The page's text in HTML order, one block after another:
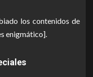
los contenidos de
enigmático].